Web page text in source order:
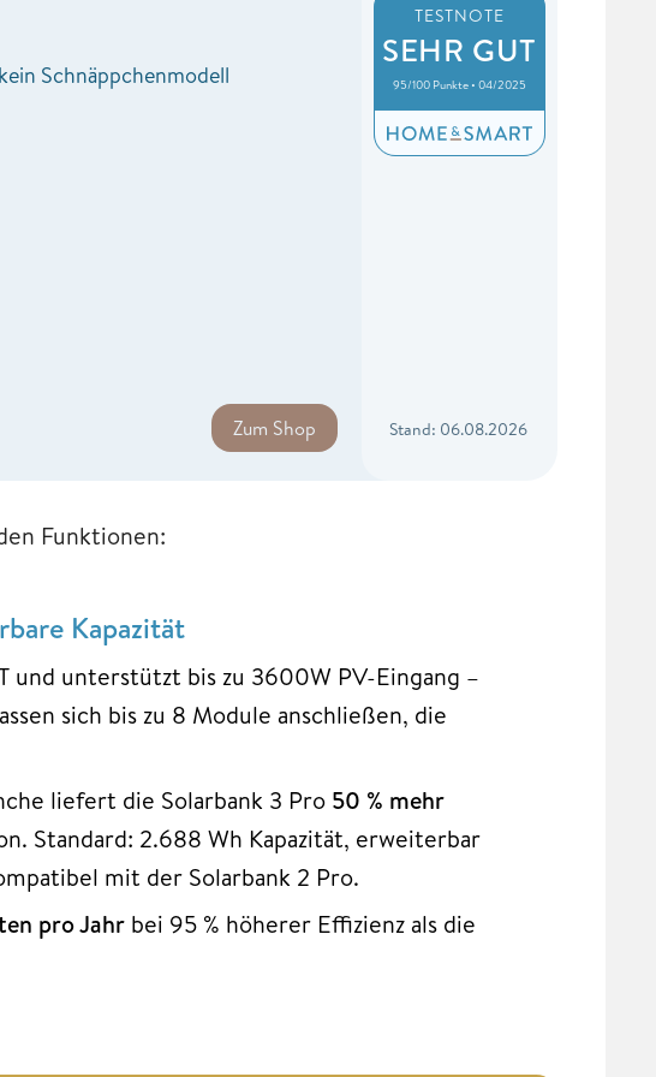
kein Schnäppchenmodell
Zum Shop
TESTNOTE
SEHR GUT
95/100 Punkte • 04/2025
Stand: 06.08.2026
Funktionen:
Kapazität
und unterstützt bis zu 3600W PV-Eingang –
sich bis zu 8 Module anschließen, die
liefert die Solarbank 3 Pro 50 % mehr
Standard: 2.688 Wh Kapazität, erweiterbar
mit der Solarbank 2 Pro.
pro Jahr bei 95 % höherer Effizienz als die